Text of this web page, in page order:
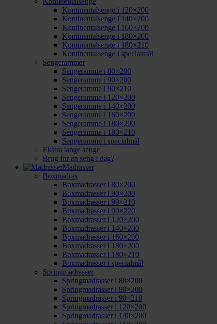
Kontinentalsenge i 120×200
Kontinentalsenge i 140×200
Kontinentalsenge i 160×200
Kontinentalsenge i 180×200
Kontinentalsenge i 180×210
Kontinentalsenge i specialmål
Sengerammer
Sengeramme i 80×200
Sengeramme i 90×200
Sengeramme i 90×210
Sengeramme i 120×200
Sengeramme i 140×200
Sengeramme i 160×200
Sengeramme i 180×200
Sengeramme i 180×210
Sengeramme i specialmål
Ekstra lange senge
Brug for en seng i dag?
Madrasser
Boxmadras
Boxmadrasser i 80×200
Boxmadrasser i 90×200
Boxmadrasser i 90×210
Boxmadrasser i 90×220
Boxmadrasser i 120×200
Boxmadrasser i 140×200
Boxmadrasser i 160×200
Boxmadrasser i 180×200
Boxmadrasser i 180×210
Boxmadrasser i specialmål
Springmadrasser
Springmadrasser i 80×200
Springmadrasser i 90×200
Springmadrasser i 90×210
Springmadrasser i 120×200
Springmadrasser i 140×200